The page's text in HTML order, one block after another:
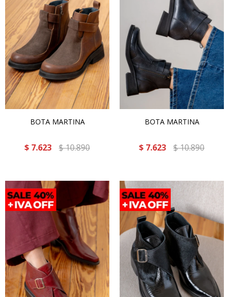
BOTA MARTINA
$ 7.623 $10.890
BOTA MARTINA
$ 7.623 $10.890